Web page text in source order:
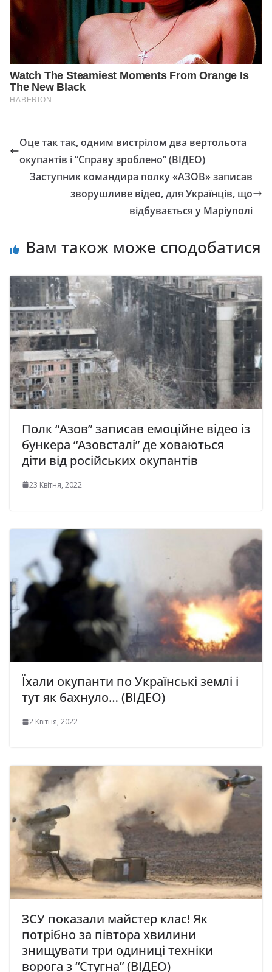
Оце так так, одним вистрілом два вертольота
окупантів і “Справу зроблено” (ВІДЕО)
Заступник командира полку «АЗОВ» записав
зворушливе відео, для Українців, що
відбувається у Маріуполі
Вам також може сподобатися
Полк “Азов” записав емоційне відео із
бункера “Азовсталі” де ховаються
діти від російських окупантів
23 Квітня, 2022
Їхали окупанти по Українські землі і
тут як бахнуло… (ВІДЕО)
2 Квітня, 2022
ЗСУ показали майстер клас! Як
потрібно за півтора хвилини
знищувати три одиниці техніки
ворога з “Стугна” (ВІДЕО)